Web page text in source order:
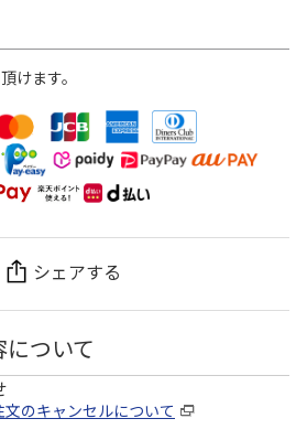
けます。
シェアする
ついて
文のキャンセルについて